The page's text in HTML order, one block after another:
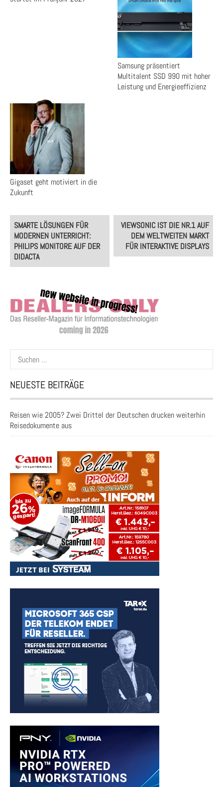
Samsung präsentiert
Multitalent SSD 990 mit hoher
Leistung und Energieeffizienz
Gigaset geht motiviert in die
Zukunft
Post
navigation
SMARTE LÖSUNGEN FÜR
MODERNEN UNTERRICHT:
PHILIPS MONITORE AUF DER
DIDACTA
VIEWSONIC IST DIE NR.1 AUF
DEM WELTWEITEN MARKT
FÜR INTERAKTIVE DISPLAYS
Suchen
nach:
NEUESTE BEITRÄGE
Reisen wie 2005? Zwei Drittel der Deutschen drucken weiterhin
Reisedokumente aus